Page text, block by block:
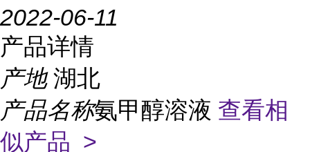
2022-06-11
产品详情
产地 湖北
产品名称氨甲醇溶液 查看相
似产品 >